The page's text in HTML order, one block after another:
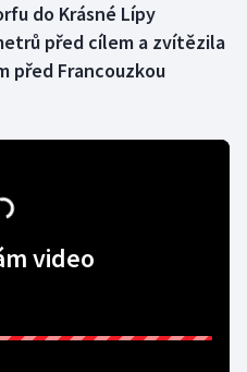
do Krásné Lípy
před cílem a zvítězila
před Francouzkou
video